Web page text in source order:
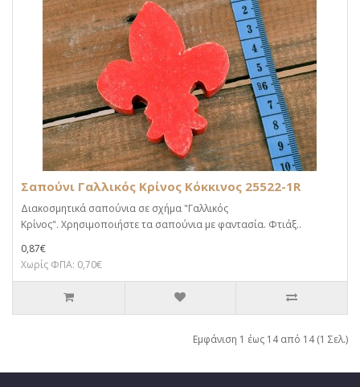
Σαπούνι Γαλλικός Κρίνος Κόκκινος 25522-1R
Διακοσμητικά σαπούνια σε σχήμα "Γαλλικός
Κρίνος". Χρησιμοποιήστε τα σαπούνια με φαντασία. Φτιάξ..
0,87€
Χωρίς ΦΠΑ: 0,70€
Εμφάνιση 1 έως 14 από 14 (1 Σελ.)